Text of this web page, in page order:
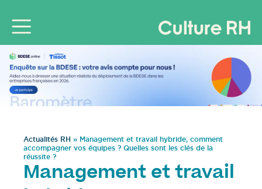
Actualités RH » Management et travail hybride, comment
accompagner vos équipes ? Quelles sont les clés de la
réussite ?
Management et travail